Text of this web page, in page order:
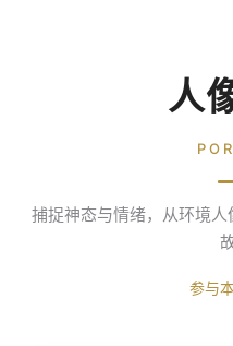
人
捕捉神态与情绪，从环境
参与